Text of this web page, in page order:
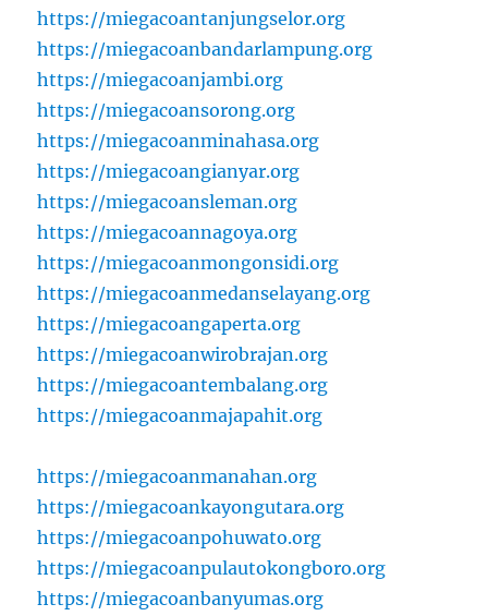
https://miegacoantanjungselor.org
https://miegacoanbandarlampung.org
https://miegacoanjambi.org
https://miegacoansorong.org
https://miegacoanminahasa.org
https://miegacoangianyar.org
https://miegacoansleman.org
https://miegacoannagoya.org
https://miegacoanmongonsidi.org
https://miegacoanmedanselayang.org
https://miegacoangaperta.org
https://miegacoanwirobrajan.org
https://miegacoantembalang.org
https://miegacoanmajapahit.org
https://miegacoanmanahan.org
https://miegacoankayongutara.org
https://miegacoanpohuwato.org
https://miegacoanpulautokongboro.org
https://miegacoanbanyumas.org